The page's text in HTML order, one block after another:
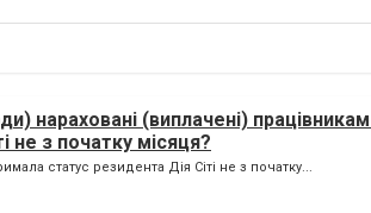
нараховані (виплачені) працівникам
не з початку місяця?
статус резидента Дія Сіті не з початку...